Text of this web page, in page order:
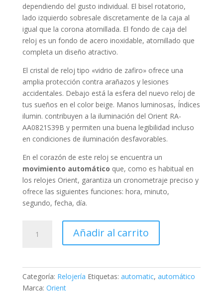
dependiendo del gusto individual. El bisel rotatorio,
lado izquierdo sobresale discretamente de la caja al
igual que la corona atornillada. El fondo de caja del
reloj es un fondo de acero inoxidable, atornillado que
completa un diseño atractivo.
El cristal de reloj tipo «vidrio de zafiro» ofrece una
amplia protección contra arañazos y lesiones
accidentales. Debajo está la esfera del nuevo reloj de
tus sueños en el color beige. Manos luminosas, Índices
ilumin. contribuyen a la iluminación del Orient RA-
AA0821S39B y permiten una buena legibilidad incluso
en condiciones de iluminación desfavorables.
En el corazón de este reloj se encuentra un
movimiento automático que, como es habitual en
los relojes Orient, garantiza un cronometraje preciso y
ofrece las siguientes funciones: hora, minuto,
segundo, fecha, día.
Automatic
Añadir al carrito
Categoría: Relojería Etiquetas: automatic, automático
Marca: Orient